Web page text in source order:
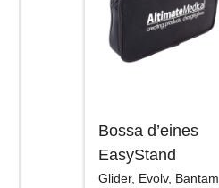
Bossa d’eines
EasyStand
Glider, Evolv, Bantam